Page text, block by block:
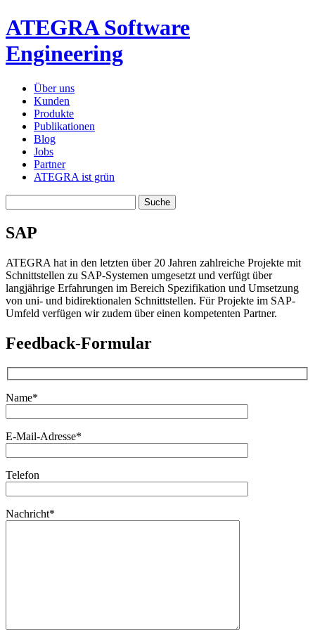
ATEGRA Software
Engineering
Über uns
Kunden
Produkte
Publikationen
Blog
Jobs
Partner
ATEGRA ist grün
SAP
ATEGRA hat in den letzten über 20 Jahren zahlreiche Projekte mit
Schnittstellen zu SAP-Systemen umgesetzt und verfügt über
langjährige Erfahrungen im Bereich Spezifikation und Umsetzung
von uni- und bidirektionalen Schnittstellen. Für Projekte im SAP-
Umfeld verfügen wir zudem über einen kompetenten Partner.
Feedback-Formular
Name*
E-Mail-Adresse*
Telefon
Nachricht*